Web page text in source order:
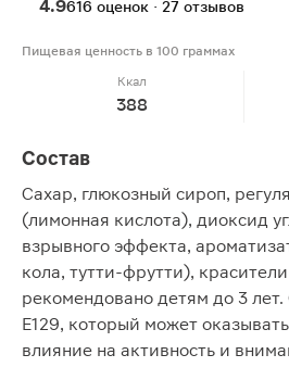
4.9616 оценок · 27 отзывов
Пищевая ценность в 100 граммах
Ккал
388
Состав
Сахар, глюкозный сироп,
(лимонная кислота), диоксид
взрывного эффекта,
кола, тутти-фрутти),
рекомендовано детям до 3
Е129, который может
влияние на активность и